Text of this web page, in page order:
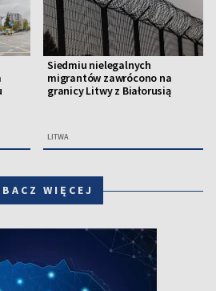
Siedmiu nielegalnych
migrantów zawrócono na
granicy Litwy z Białorusią
LITWA
WIĘCEJ